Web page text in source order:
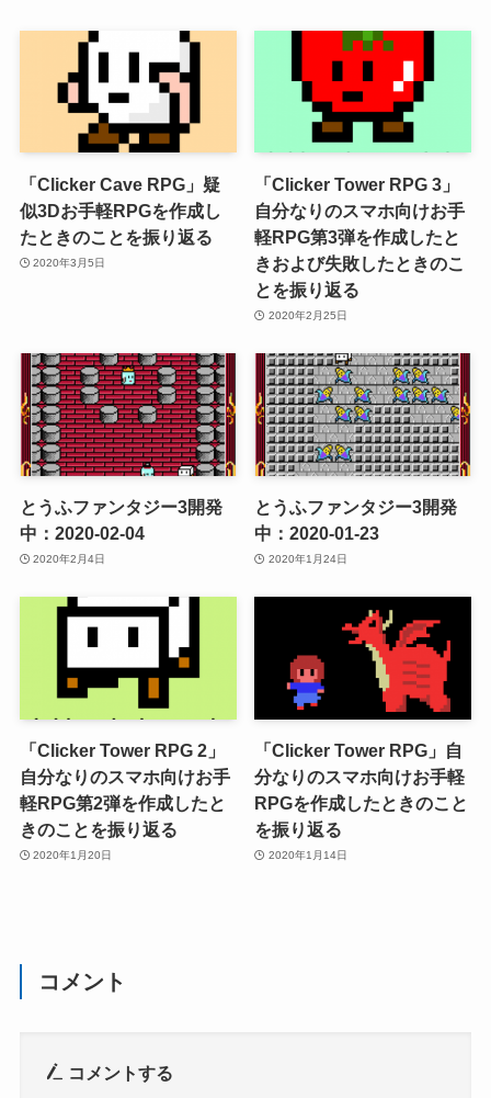
「Clicker Cave RPG」疑
似3Dお手軽RPGを作成し
たときのことを振り返る
2020年3月5日
「Clicker Tower RPG 3」
自分なりのスマホ向けお手
軽RPG第3弾を作成したと
きおよび失敗したときのこ
とを振り返る
2020年2月25日
とうふファンタジー3開発
中：2020-02-04
2020年2月4日
とうふファンタジー3開発
中：2020-01-23
2020年1月24日
「Clicker Tower RPG 2」
自分なりのスマホ向けお手
軽RPG第2弾を作成したと
きのことを振り返る
2020年1月20日
「Clicker Tower RPG」自
分なりのスマホ向けお手軽
RPGを作成したときのこと
を振り返る
2020年1月14日
コメント
コメントする